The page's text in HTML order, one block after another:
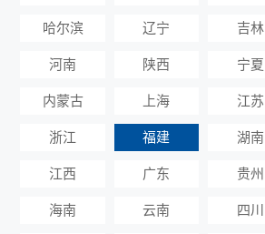
哈尔滨 辽宁 吉林
河南 陕西 宁夏
内蒙古 上海 江苏
浙江 福建 湖南
江西 广东 贵州
海南 云南 四川